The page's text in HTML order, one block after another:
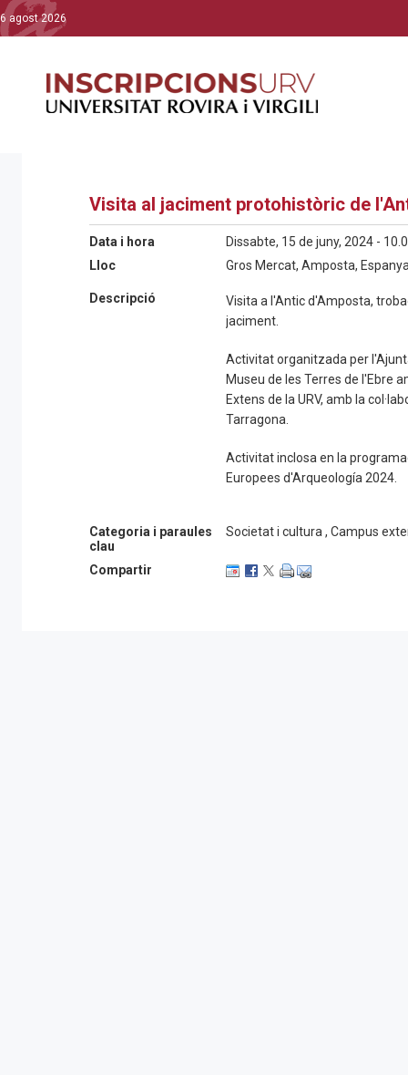
6 agost 2026
Visita al jaciment protohistòric de
Data i hora
Dissabte, 15 de juny, 2024 -
Lloc
Gros Mercat, Amposta,
Descripció
Visita a l'Antic d'Amposta,
jaciment.
Activitat organitzada per
Museu de les Terres de l'Ebre
Extens de la URV, amb la
Tarragona.
Activitat inclosa en la
Europees d'Arqueología 2024.
Categoria i paraules
clau
Societat i cultura , Campus
Compartir